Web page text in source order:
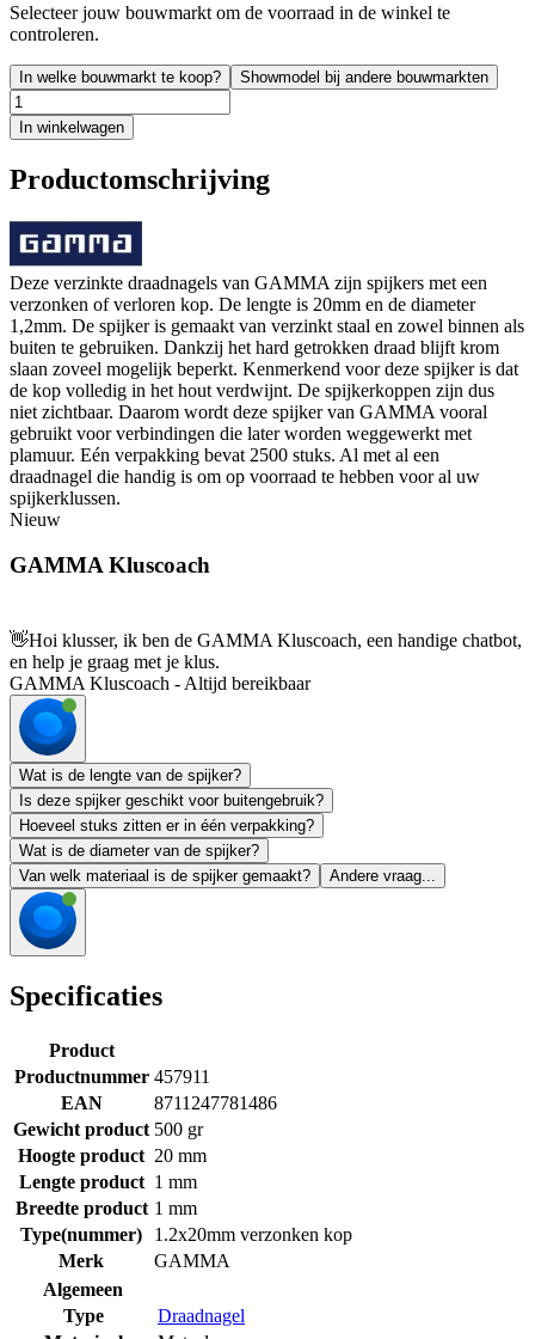
Selecteer jouw bouwmarkt om de voorraad in de winkel te
controleren.
In welke bouwmarkt te koop? Showmodel bij andere bouwmarkten
In winkelwagen
Productomschrijving
Deze verzinkte draadnagels van GAMMA zijn spijkers met een
verzonken of verloren kop. De lengte is 20mm en de diameter
1,2mm. De spijker is gemaakt van verzinkt staal en zowel binnen als
buiten te gebruiken. Dankzij het hard getrokken draad blijft krom
slaan zoveel mogelijk beperkt. Kenmerkend voor deze spijker is dat
de kop volledig in het hout verdwijnt. De spijkerkoppen zijn dus
niet zichtbaar. Daarom wordt deze spijker van GAMMA vooral
gebruikt voor verbindingen die later worden weggewerkt met
plamuur. Eén verpakking bevat 2500 stuks. Al met al een
draadnagel die handig is om op voorraad te hebben voor al uw
spijkerklussen.
Nieuw
GAMMA Kluscoach
👋Hoi klusser, ik ben de GAMMA Kluscoach, een handige chatbot,
en help je graag met je klus.
GAMMA Kluscoach - Altijd bereikbaar
Wat is de lengte van de spijker?
Is deze spijker geschikt voor buitengebruik?
Hoeveel stuks zitten er in één verpakking?
Wat is de diameter van de spijker?
Van welk materiaal is de spijker gemaakt?
Andere vraag...
Specificaties
Product
Productnummer 457911
EAN
8711247781486
Gewicht product 500 gr
Hoogte product 20 mm
Lengte product 1 mm
Breedte product 1 mm
Type(nummer)
1.2x20mm verzonken kop
Merk
GAMMA
Algemeen
Type
Draadnagel